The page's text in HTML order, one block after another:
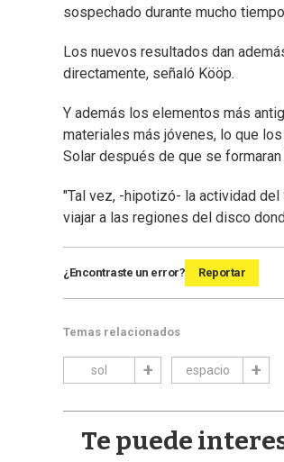
sospechado durante mucho
Los nuevos resultados dan
directamente, señaló Kööp.
Y además los elementos más
materiales más jóvenes, lo que
Solar después de que se
"Tal vez, -hipotizó- la actividad
viajar a las regiones del disco
¿Encontraste un error? Reportar
Temas relacionados
sol espacio
Te puede